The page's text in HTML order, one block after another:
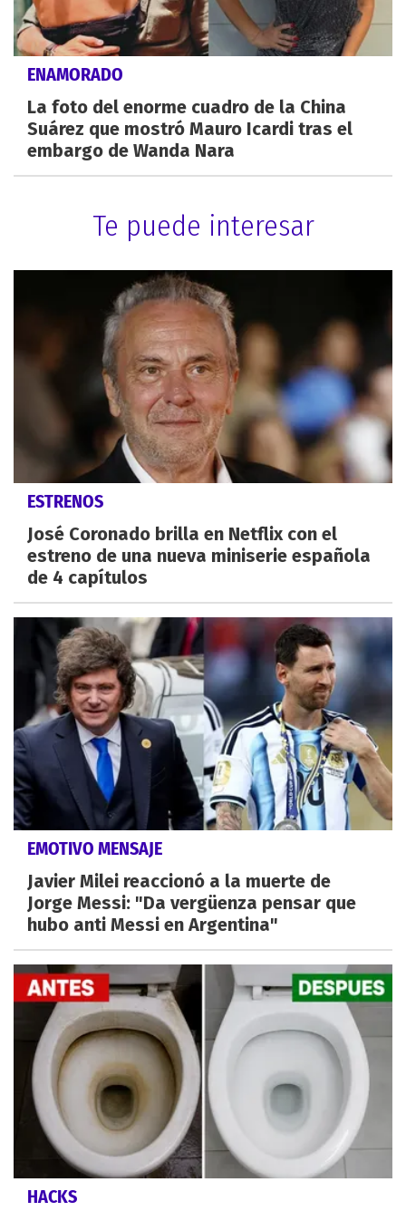
ENAMORADO
La foto del enorme cuadro de la China
Suárez que mostró Mauro Icardi tras el
embargo de Wanda Nara
Te puede interesar
ESTRENOS
José Coronado brilla en Netflix con el
estreno de una nueva miniserie española
de 4 capítulos
EMOTIVO MENSAJE
Javier Milei reaccionó a la muerte de
Jorge Messi: "Da vergüenza pensar que
hubo anti Messi en Argentina"
HACKS